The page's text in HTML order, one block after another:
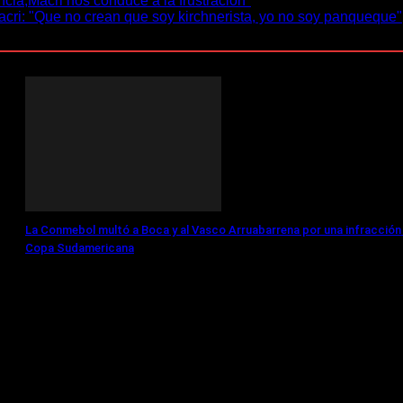
"Que no crean que soy kirchnerista, yo no soy panqueque"
La Conmebol multó a Boca y al Vasco Arruabarrena por una infracción
Copa Sudamericana